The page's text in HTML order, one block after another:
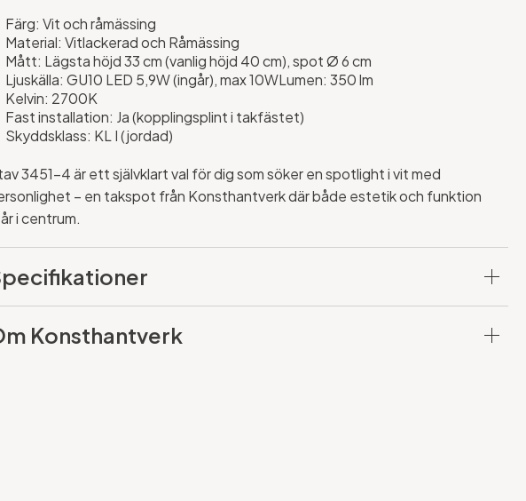
Färg: Vit och råmässing
Material: Vitlackerad och Råmässing
Mått: Lägsta höjd 33 cm (vanlig höjd 40 cm), spot Ø 6 cm
Ljuskälla: GU10 LED 5,9W (ingår), max 10WLumen: 350 lm
Kelvin: 2700K
Fast installation: Ja (kopplingsplint i takfästet)
Skyddsklass: KL I (jordad)
3451-4 är ett självklart val för dig som söker en spotlight i vit med
– en takspot från Konsthantverk där både estetik och funktion
i centrum.
Konsthantverk